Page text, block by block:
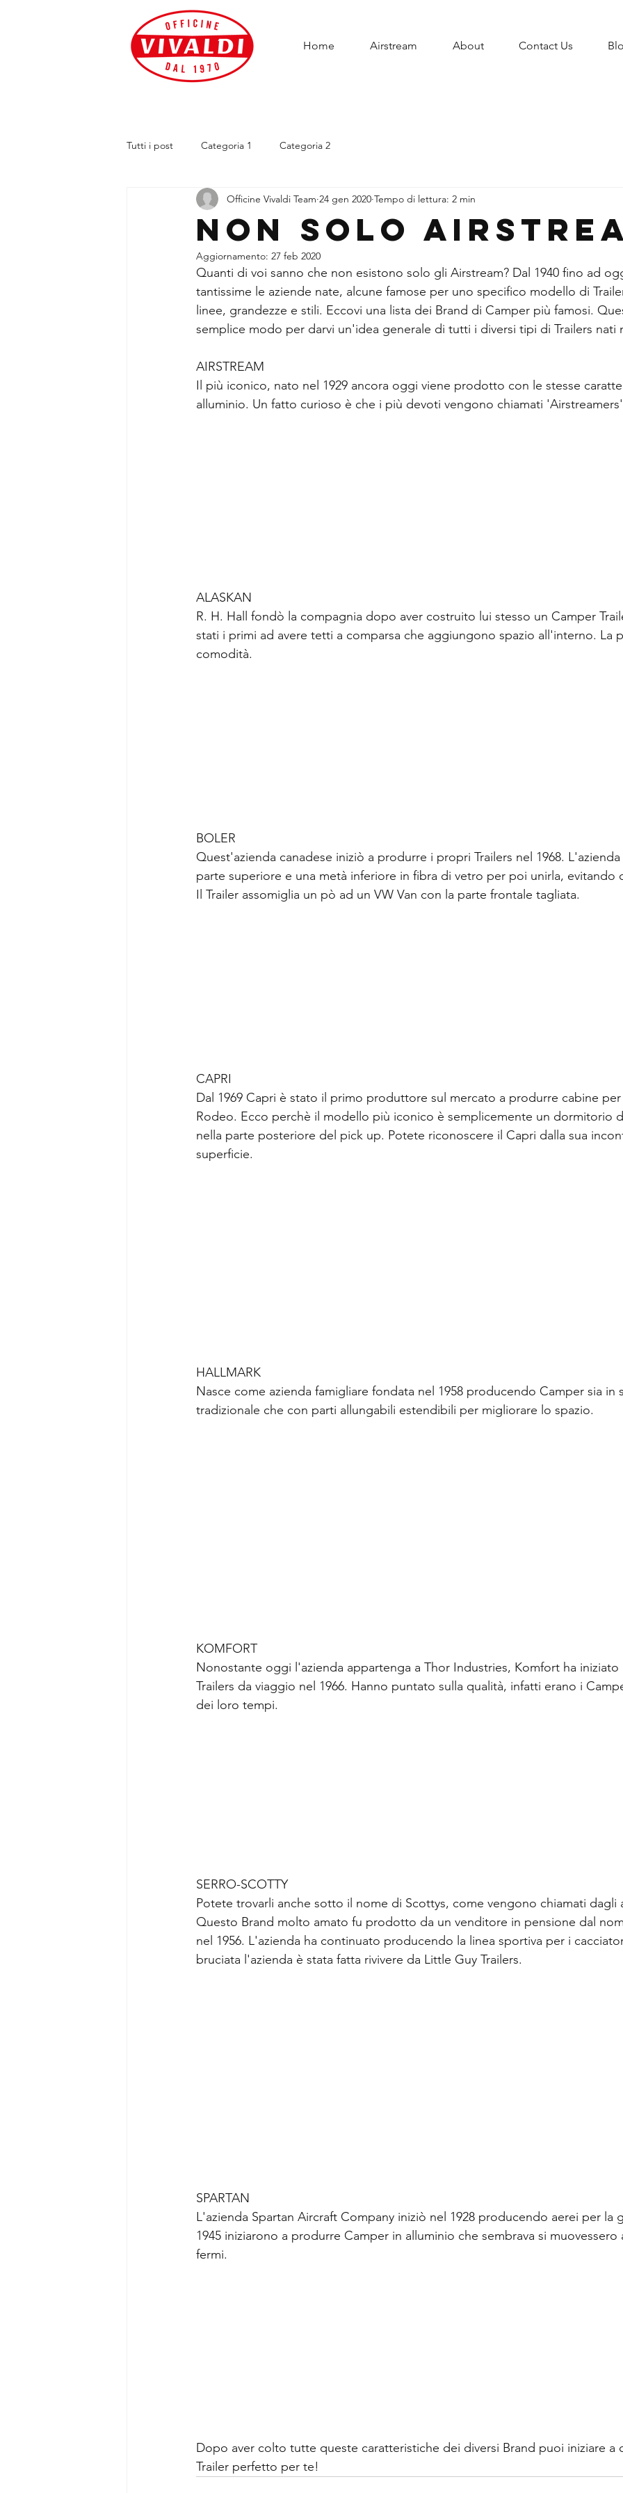
Home Airstream About Contact Us
Tutti i post Categoria 1 Categoria 2
Non solo
Officine Vivaldi Team 24 gen 2020 Tempo di lettura: 2 min
Aggiornamento: 27 feb 2020
Quanti di voi sanno che non esistono solo gli Airstream? Dal 1940 fino ad
tantissime le aziende nate, alcune famose per uno specifico modello di
linee, grandezze e stili. Eccovi una lista dei Brand di Camper più famosi.
semplice modo per darvi un'idea generale di tutti i diversi tipi di Trailers nati
AIRSTREAM
Il più iconico, nato nel 1929 ancora oggi viene prodotto con le stesse
alluminio. Un fatto curioso è che i più devoti vengono chiamati
ALASKAN
R. H. Hall fondò la compagnia dopo aver costruito lui stesso un Camper
stati i primi ad avere tetti a comparsa che aggiungono spazio all'interno. La
comodità.
BOLER
Quest'azienda canadese iniziò a produrre i propri Trailers nel 1968.
parte superiore e una metà inferiore in fibra di vetro per poi unirla, evitando
Il Trailer assomiglia un pò ad un VW Van con la parte frontale tagliata.
CAPRI
Dal 1969 Capri è stato il primo produttore sul mercato a produrre cabine
Rodeo. Ecco perchè il modello più iconico è semplicemente un dormitorio
nella parte posteriore del pick up. Potete riconoscere il Capri dalla sua
superficie.
HALLMARK
Nasce come azienda famigliare fondata nel 1958 producendo Camper sia in
tradizionale che con parti allungabili estendibili per migliorare lo spazio.
KOMFORT
Nonostante oggi l'azienda appartenga a Thor Industries, Komfort ha
Trailers da viaggio nel 1966. Hanno puntato sulla qualità, infatti erano i
dei loro tempi.
SERRO-SCOTTY
Potete trovarli anche sotto il nome di Scottys, come vengono chiamati dagli
Questo Brand molto amato fu prodotto da un venditore in pensione dal
nel 1956. L'azienda ha continuato producendo la linea sportiva per i
bruciata l'azienda è stata fatta rivivere da Little Guy Trailers.
SPARTAN
L'azienda Spartan Aircraft Company iniziò nel 1928 producendo aerei per la
1945 iniziarono a produrre Camper in alluminio che sembrava si
fermi.
Dopo aver colto tutte queste caratteristiche dei diversi Brand puoi iniziare a
Trailer perfetto per te!